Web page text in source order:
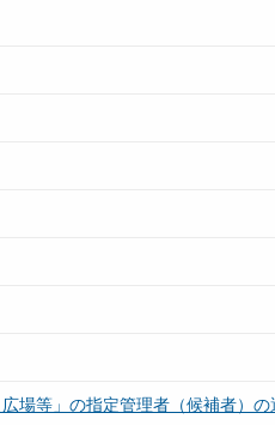
場等」の指定管理者（候補者）